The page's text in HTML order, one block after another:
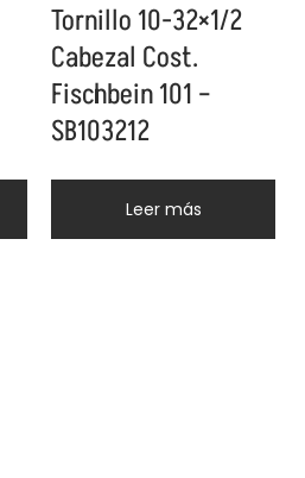
Tornillo 10-32×1/2
Cabezal Cost.
Fischbein 101 –
SB103212
Leer más